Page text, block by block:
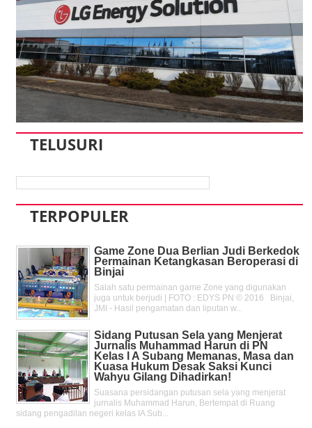
TELUSURI
TERPOPULER
Game Zone Dua Berlian Judi Berkedok
Permainan Ketangkasan Beroperasi di
Binjai
Salah satu permainan game Zone yang digunakan
juga untuk berjudi | FOTO : EDYS PN © 2016 Binjai,
JMI - Hasil pengamatan dan liputan w...
Sidang Putusan Sela yang Menjerat
Jurnalis Muhammad Harun di PN
Kelas l A Subang Memanas, Masa dan
Kuasa Hukum Desak Saksi Kunci
Wahyu Gilang Dihadirkan!
Suasana persidangan putusan sela yang menjerat
jurnalis Muhammad Harun, Bertempat di Ruang
sidang pengadilan negeri kelas IA Sub...